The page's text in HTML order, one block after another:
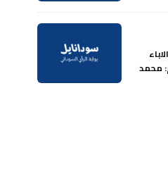
محمد